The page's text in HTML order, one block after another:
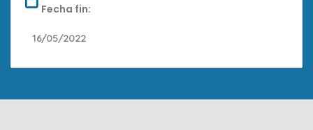
Fecha fin:
16/05/2022